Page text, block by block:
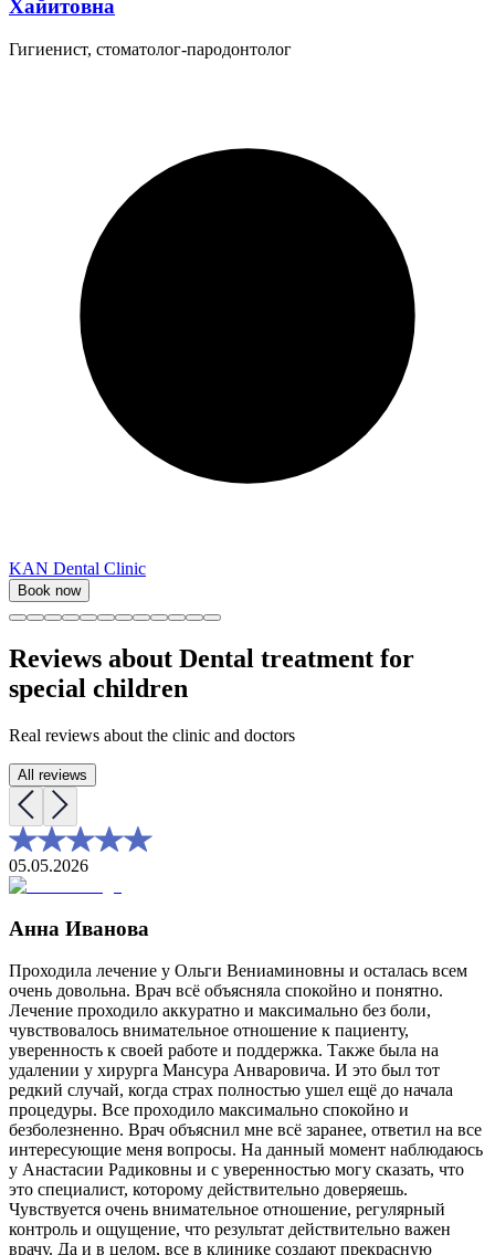
Хайитовна
Гигиенист, стоматолог-пародонтолог
KAN Dental Clinic
Book now
Reviews about Dental treatment for
special children
Real reviews about the clinic and doctors
All reviews
05.05.2026
Анна Иванова
Проходила лечение у Ольги Вениаминовны и осталась всем
очень довольна. Врач всё объясняла спокойно и понятно.
Лечение проходило аккуратно и максимально без боли,
чувствовалось внимательное отношение к пациенту,
уверенность к своей работе и поддержка. Также была на
удалении у хирурга Мансура Анваровича. И это был тот
редкий случай, когда страх полностью ушел ещё до начала
процедуры. Все проходило максимально спокойно и
безболезненно. Врач объяснил мне всё заранее, ответил на все
интересующие меня вопросы. На данный момент наблюдаюсь
у Анастасии Радиковны и с уверенностью могу сказать, что
это специалист, которому действительно доверяешь.
Чувствуется очень внимательное отношение, регулярный
контроль и ощущение, что результат действительно важен
врачу. Да и в целом, все в клинике создают прекрасную